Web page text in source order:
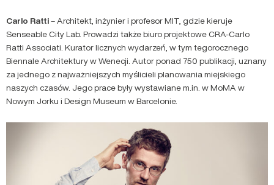
Carlo Ratti– Architekt, inżynier i profesor MIT, gdzie kieruje
Senseable City Lab. Prowadzi także biuro projektowe CRA-Carlo
Ratti Associati. Kurator licznych wydarzeń, w tym tegorocznego
Biennale Architektury w Wenecji. Autor ponad 750 publikacji, uznany
za jednego z najważniejszych myślicieli planowania miejskiego
naszych czasów. Jego prace były wystawiane m.in. w MoMA w
Nowym Jorku i Design Museum w Barcelonie.